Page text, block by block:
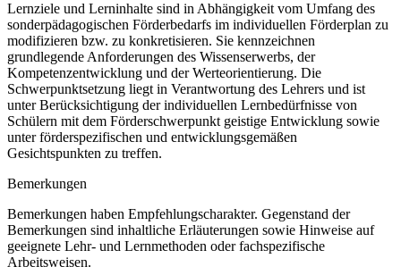
Lernziele und Lerninhalte sind in Abhängigkeit vom Umfang des
sonderpädagogischen Förderbedarfs im individuellen Förderplan zu
modifizieren bzw. zu konkretisieren. Sie kennzeichnen
grundlegende Anforderungen des Wissenserwerbs, der
Kompetenzentwicklung und der Werteorientierung. Die
Schwerpunktsetzung liegt in Verantwortung des Lehrers und ist
unter Berücksichtigung der individuellen Lernbedürfnisse von
Schülern mit dem Förderschwerpunkt geistige Entwicklung sowie
unter förderspezifischen und entwicklungsgemäßen
Gesichtspunkten zu treffen.
Bemerkungen
Bemerkungen haben Empfehlungscharakter. Gegenstand der
Bemerkungen sind inhaltliche Erläuterungen sowie Hinweise auf
geeignete Lehr- und Lernmethoden oder fachspezifische
Arbeitsweisen.